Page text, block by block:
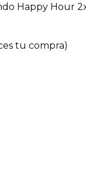
Happy Hour
tu compra)